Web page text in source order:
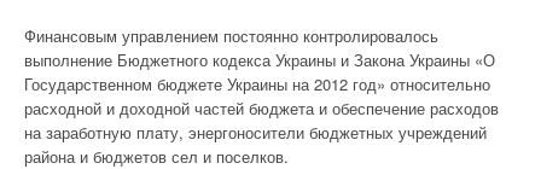
Финансовым управлением постоянно контролировалось
выполнение Бюджетного кодекса Украины и Закона Украины «О
Государственном бюджете Украины на 2012 год» относительно
расходной и доходной частей бюджета и обеспечение расходов
на заработную плату, энергоносители бюджетных учреждений
района и бюджетов сел и поселков.